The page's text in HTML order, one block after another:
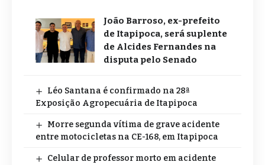
João Barroso, ex-prefeito
de Itapipoca, será suplente
de Alcides Fernandes na
disputa pelo Senado
Léo Santana é confirmado na 28ª
Exposição Agropecuária de Itapipoca
Morre segunda vítima de grave acidente
entre motocicletas na CE-168, em Itapipoca
Celular de professor morto em acidente